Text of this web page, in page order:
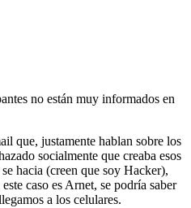
no están muy informados en
que, justamente hablan sobre los
socialmente que creaba esos
hacia (creen que soy Hacker),
caso es Arnet, se podría saber
a los celulares.